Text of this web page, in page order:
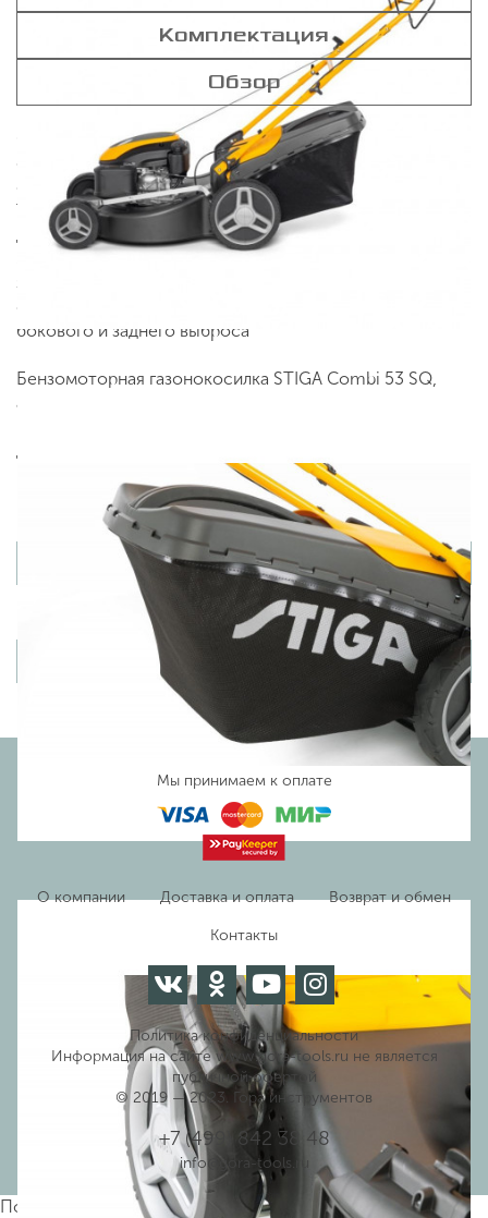
Комплектация
Обзор
Самоходная газонокосилка с бензиновым двигателем
объемом 166 куб. см и системой стрижки «4-в-1»:
сбор травы, мульчирование, боковой и задний выброс.
Травосборник объемом 60 литров. Бензиновый
двигатель STIGA объемом 166 куб. см Рабочая ширина
51 см Травосборник на 60 литров с индикатором
заполнения. Самоходная газонокосилка Система
стрижки «4 в 1»: сбор травы, мульчирование, режим
бокового и заднего выброса
Бензомоторная газонокосилка STIGA Combi 53 SQ,
артикул 2L0536848/ST1 по цене 33990 руб. Мы
по телефону +7 (499) 842 38 48. Возможен самовывоз.
Товары из этой категории
Вы недавно просматривали
Мы принимаем к оплате
О компании Доставка и оплата Возврат и обмен
Контакты
Политика конфиденциальности
Информация на сайте www.gora-tools.ru не является
публичной офертой
© 2019 — 2023. Гора инструментов
+7 (499) 842 38 48
info@gora-tools.ru
Посмотреть отзывы о товареБензомоторная